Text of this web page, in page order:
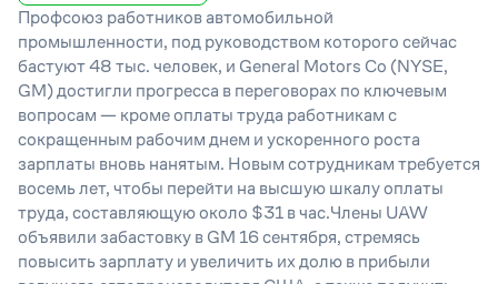
Профсоюз работников автомобильной
промышленности, под руководством которого сейчас
бастуют 48 тыс. человек, и General Motors Co (NYSE,
GM) достигли прогресса в переговорах по ключевым
вопросам — кроме оплаты труда работникам с
сокращенным рабочим днем и ускоренного роста
зарплаты вновь нанятым. Новым сотрудникам требуется
восемь лет, чтобы перейти на высшую шкалу оплаты
труда, составляющую около $31 в час.Члены UAW
объявили забастовку в GM 16 сентября, стремясь
повысить зарплату и увеличить их долю в прибыли